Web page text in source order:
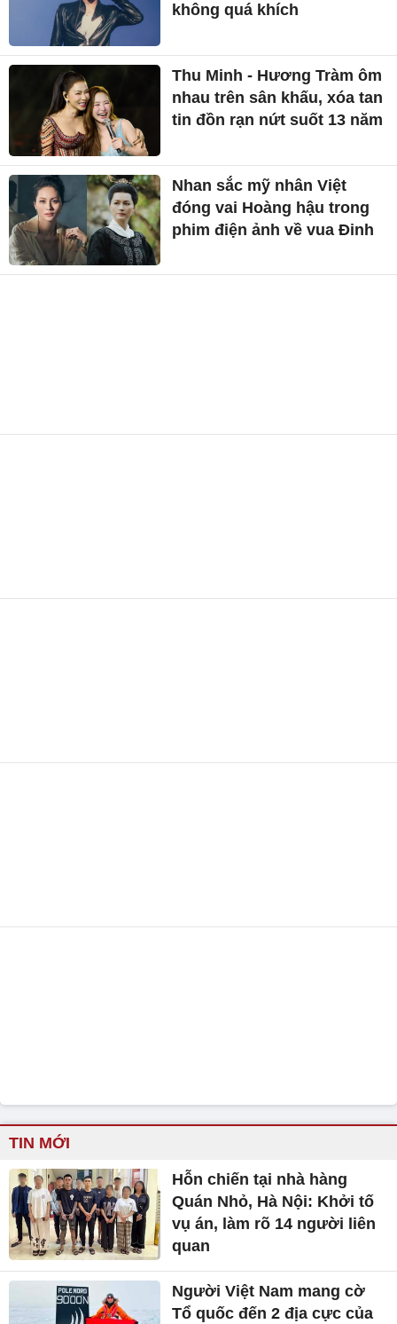
không quá khích
Thu Minh - Hương Tràm ôm
nhau trên sân khấu, xóa tan
tin đồn rạn nứt suốt 13 năm
Nhan sắc mỹ nhân Việt
đóng vai Hoàng hậu trong
phim điện ảnh về vua Đinh
TIN MỚI
Hỗn chiến tại nhà hàng
Quán Nhỏ, Hà Nội: Khởi tố
vụ án, làm rõ 14 người liên
quan
Người Việt Nam mang cờ
Tổ quốc đến 2 địa cực của